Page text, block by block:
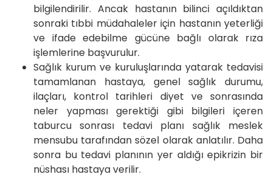
bilgilendirilir. Ancak hastanın bilinci açıldıktan
sonraki tıbbi müdahaleler için hastanın yeterliği
ve ifade edebilme gücüne bağlı olarak rıza
işlemlerine başvurulur.
Sağlık kurum ve kuruluşlarında yatarak tedavisi
tamamlanan hastaya, genel sağlık durumu,
ilaçları, kontrol tarihleri diyet ve sonrasında
neler yapması gerektiği gibi bilgileri içeren
taburcu sonrası tedavi planı sağlık meslek
mensubu tarafından sözel olarak anlatılır. Daha
sonra bu tedavi planının yer aldığı epikrizin bir
nüshası hastaya verilir.